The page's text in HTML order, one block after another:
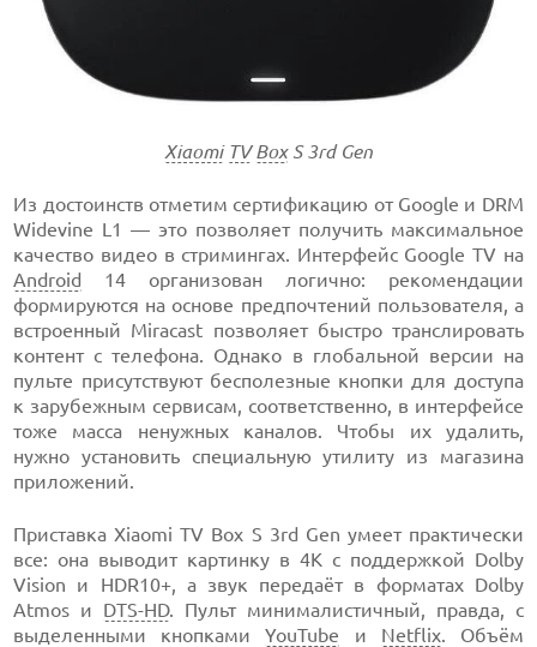
Xiaomi TV BoxS 3rd Gen
Из достоинств отметим сертификацию от Google и DRM
Widevine L1 — это позволяет получить максимальное
качество видео в стримингах. Интерфейс Google TV на
Android 14 организован логично: рекомендации
формируются на основе предпочтений пользователя, а
встроенный Miracast позволяет быстро транслировать
контент с телефона. Однако в глобальной версии на
пульте присутствуют бесполезные кнопки для доступа
к зарубежным сервисам, соответственно, в интерфейсе
тоже масса ненужных каналов. Чтобы их удалить,
нужно установить специальную утилиту из магазина
приложений.
Приставка Xiaomi TV Box S 3rd Gen умеет практически
все: она выводит картинку в 4K с поддержкой Dolby
Vision и HDR10+, а звук передаёт в форматах Dolby
Atmos и DTS-HD. Пульт минималистичный, правда, с
выделенными кнопкамиYouTube и Netflix. Объём